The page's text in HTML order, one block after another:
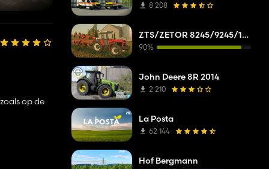
op de
8 208
ZTS/ZETOR 8245/9245/10245/11245/12245/14245/16245
90%
John Deere 8R 2014
2 210
La Posta
62 144
Hof Bergmann